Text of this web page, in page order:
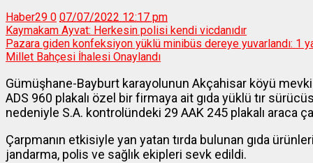
Haber29 0 07/07/2022 12:17 pm
Kaymakam Ayvat: Herkesin polisi kendi vicdanıdır
Pazara giden konfeksiyon yüklü minibüs dereye yuvarlandı: 1
Millet Bahçesi İhalesi Onaylandı
Gümüşhane-Bayburt karayolunun Akçahisar köyü
ADS 960 plakalı özel bir firmaya ait gıda yüklü tır
nedeniyle S.A. kontrolündeki 29 AAK 245 plakalı araca
Çarpmanın etkisiyle yan yatan tırda bulunan gıda
jandarma, polis ve sağlık ekipleri sevk edildi.